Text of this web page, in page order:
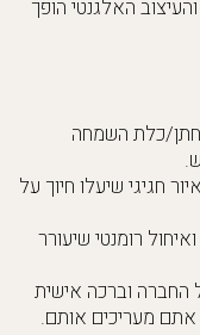
האלגנטי הופך
חתן/כלת השמחה
חגיגי שיעלו חיוך על
רומנטי שיעורר
החברה וברכה אישית
מעריכים אותם.